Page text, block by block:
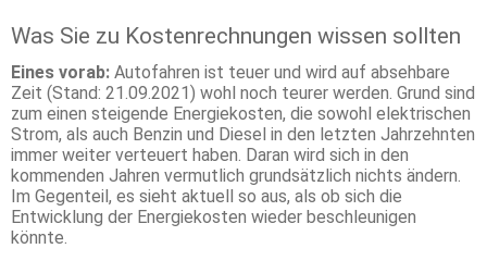
Was Sie zu Kostenrechnungen wissen sollten
Eines vorab: Autofahren ist teuer und wird auf absehbare
Zeit (Stand: 21.09.2021) wohl noch teurer werden. Grund sind
zum einen steigende Energiekosten, die sowohl elektrischen
Strom, als auch Benzin und Diesel in den letzten Jahrzehnten
immer weiter verteuert haben. Daran wird sich in den
kommenden Jahren vermutlich grundsätzlich nichts ändern.
Im Gegenteil, es sieht aktuell so aus, als ob sich die
Entwicklung der Energiekosten wieder beschleunigen
könnte.